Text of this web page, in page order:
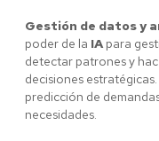
Gestión de datos y
poder de la IApara
detectar patrones y
decisiones
predicción de
necesidades.